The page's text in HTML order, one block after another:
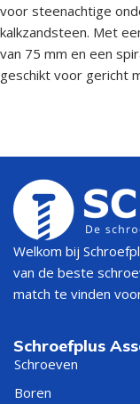
voor steenachtige
kalkzandsteen. Met
van 75 mm en een
geschikt voor gericht
Welkom bij
van de beste
match te vinden
Schroefplus
Schroeven
Boren